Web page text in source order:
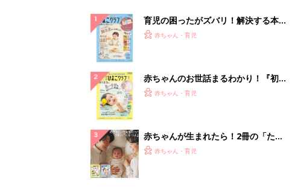
育児の困ったがズバリ！解決する本
『ひよこクラブ 秋号』 4カ月～2才
赤ちゃん・育児
赤ちゃんのお世話まるわかり！『初め
てのひよこクラブ 夏号』〈巻頭大特
赤ちゃん・育児
赤ちゃんが生まれたら！2冊の「たま
ひよ」
赤ちゃん・育児